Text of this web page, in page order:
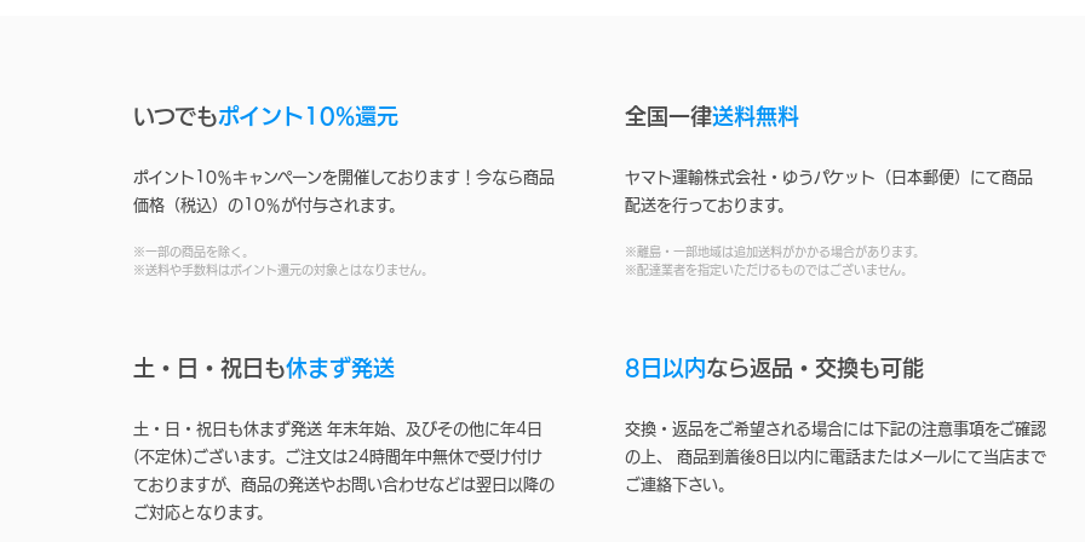
いつでもポイント10%還元
ポイント10％キャンペーンを開催しております！今なら商品
価格（税込）の10％が付与されます。
※一部の商品を除く。
※送料や手数料はポイント還元の対象とはなりません。
全国一律送料無料
ヤマト運輸株式会社・ゆうパケット（日本郵便）にて商品
配送を行っております。
※離島・一部地域は追加送料がかかる場合があります。
※配達業者を指定いただけるものではございません。
土・日・祝日も休まず発送
土・日・祝日も休まず発送 年末年始、及びその他に年4日
(不定休)ございます。ご注文は24時間年中無休で受け付け
ておりますが、商品の発送やお問い合わせなどは翌日以降の
ご対応となります。
8日以内なら返品・交換も可能
交換・返品をご希望される場合には下記の注意事項をご確認
の上、 商品到着後8日以内に電話またはメールにて当店まで
ご連絡下さい。